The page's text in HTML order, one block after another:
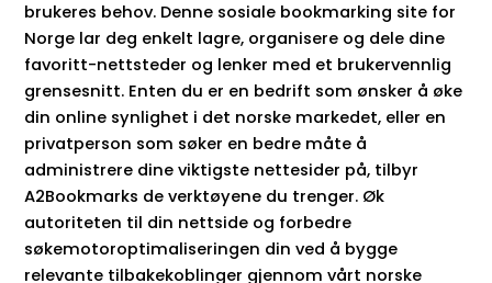
brukeres behov. Denne sosiale bookmarking site for
Norge lar deg enkelt lagre, organisere og dele dine
favoritt-nettsteder og lenker med et brukervennlig
grensesnitt. Enten du er en bedrift som ønsker å øke
din online synlighet i det norske markedet, eller en
privatperson som søker en bedre måte å
administrere dine viktigste nettesider på, tilbyr
A2Bookmarks de verktøyene du trenger. Øk
autoriteten til din nettside og forbedre
søkemotoroptimaliseringen din ved å bygge
relevante tilbakekoblinger gjennom vårt norske